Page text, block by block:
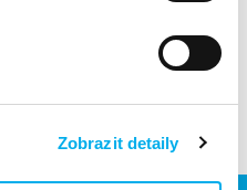
Zobrazit detaily
tématem proč doporučujete
#ChooseVerti